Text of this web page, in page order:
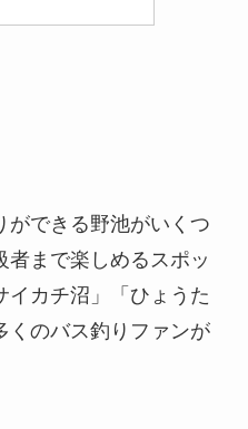
ができる野池がいくつ
者まで楽しめるスポッ
イカチ沼」「ひょうた
くのバス釣りファンが